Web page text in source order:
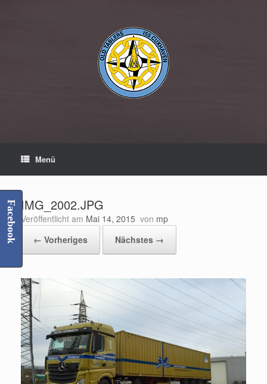
Menü
IMG_2002.JPG
Veröffentlicht am Mai 14, 2015 von mp
← Vorheriges
Nächstes →
Facebook